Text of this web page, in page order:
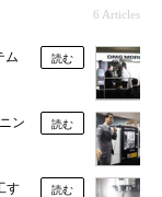
6 Articles
ム
読む
ン
読む
す
読む